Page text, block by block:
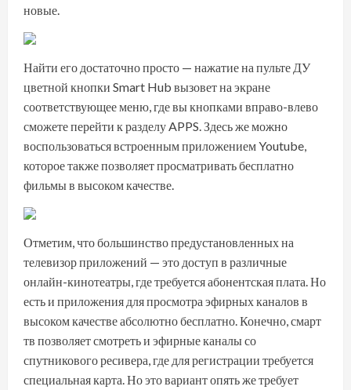
новые.
Найти его достаточно просто — нажатие на пульте ДУ
цветной кнопки Smart Hub вызовет на экране
соответствующее меню, где вы кнопками вправо-влево
сможете перейти к разделу APPS. Здесь же можно
воспользоваться встроенным приложением Youtube,
которое также позволяет просматривать бесплатно
фильмы в высоком качестве.
Отметим, что большинство предустановленных на
телевизор приложений — это доступ в различные
онлайн-кинотеатры, где требуется абонентская плата. Но
есть и приложения для просмотра эфирных каналов в
высоком качестве абсолютно бесплатно. Конечно, смарт
тв позволяет смотреть и эфирные каналы со
спутникового ресивера, где для регистрации требуется
специальная карта. Но это вариант опять же требует